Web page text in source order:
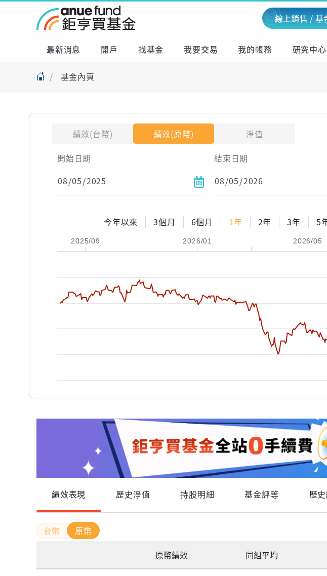
線上銷售 / 基
最新消息 開戶 找基金 我要交易 我的帳務 研究中心
基金內頁
績效(台幣) 績效(原幣)
淨值
開始日期
結束日期
今年以來 3個月 6個月 1年 2年 3年 5
2025/09 2026/01 2026/05
績效表現 歷史淨值 持股明細 基金評等 歷
原幣
原幣績效
同組平均